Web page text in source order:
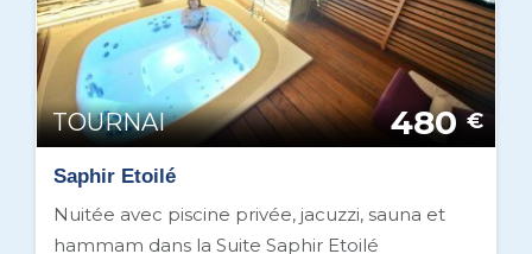
TOURNAI 480 €
Saphir Etoilé
Nuitée avec piscine privée, jacuzzi, sauna et
hammam dans la Suite Saphir Etoilé